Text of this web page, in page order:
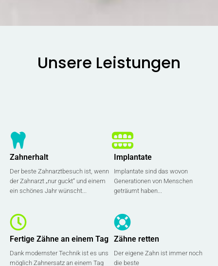
Unsere Leistungen
Zahnerhalt
Der beste Zahnarztbesuch ist, wenn
der Zahnarzt „nur guckt“ und einem
ein schönes Jahr wünscht...
Implantate
Implantate sind das wovon
Generationen von Menschen
geträumt haben...
Fertige Zähne an einem Tag
Dank modernster Technik ist es uns
möglich Zahnersatz an einem Tag
Zähne retten
Der eigene Zahn ist immer noch
die beste